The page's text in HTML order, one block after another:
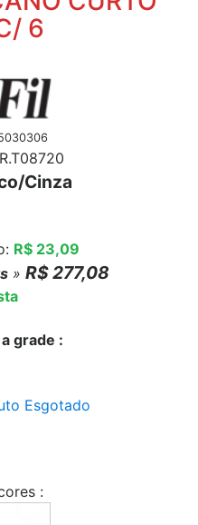
6
Cinza
R$ 23,09
» R$ 277,08
grade :
Esgotado
: